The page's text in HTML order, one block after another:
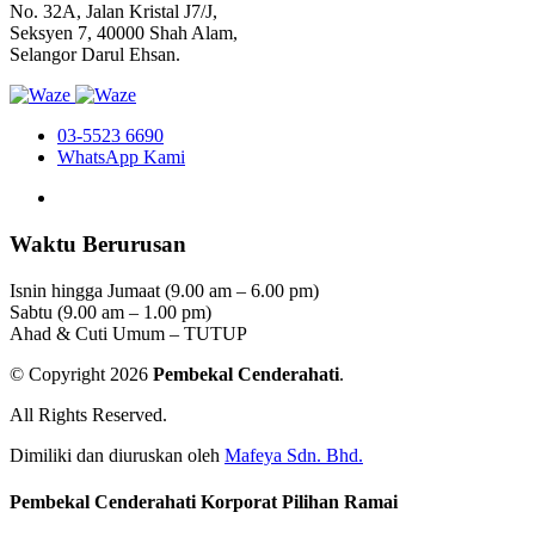
No. 32A, Jalan Kristal J7/J,
Seksyen 7, 40000 Shah Alam,
Selangor Darul Ehsan.
03-5523 6690
WhatsApp Kami
Waktu Berurusan
Isnin hingga Jumaat (9.00 am – 6.00 pm)
Sabtu (9.00 am – 1.00 pm)
Ahad & Cuti Umum – TUTUP
© Copyright 2026 Pembekal Cenderahati.
All Rights Reserved.
Dimiliki dan diuruskan oleh Mafeya Sdn. Bhd.
Pembekal Cenderahati Korporat Pilihan Ramai